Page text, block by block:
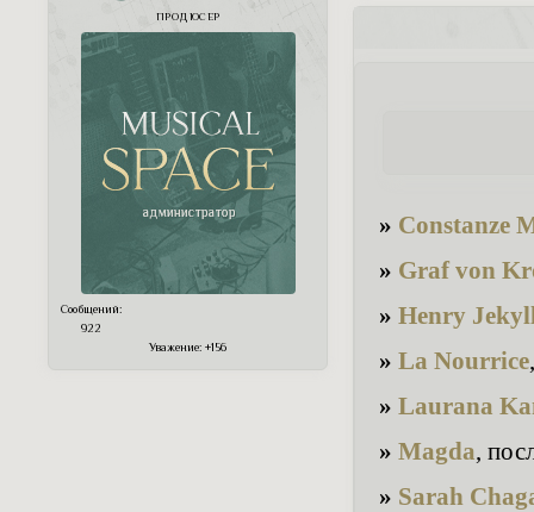
ПРОДЮСЕР
Сообщений:
922
Уважение: +156
» Constanze
» Graf von
» Henry
» La Nourrice
» Laurana
» Magda,
» Sarah